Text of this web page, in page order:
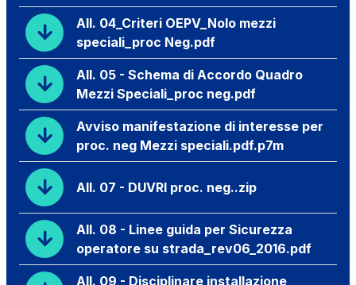
All. 04_Criteri OEPV_Nolo mezzi
speciali_proc Neg.pdf
All. 05 - Schema di Accordo Quadro
Mezzi Speciali_proc neg.pdf
Avviso manifestazione di interesse per
proc. neg Mezzi speciali.pdf.p7m
All. 07 - DUVRI proc. neg..zip
All. 08 - Linee guida per Sicurezza
operatore su strada_rev06_2016.pdf
All. 09 - Disciplinare installazione